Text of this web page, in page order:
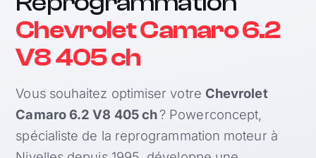
Chevrolet Camaro 6.2
V8 405 ch
Vous souhaitez optimiser votre Chevrolet
Camaro 6.2 V8 405 ch? Powerconcept,
spécialiste de la reprogrammation moteur à